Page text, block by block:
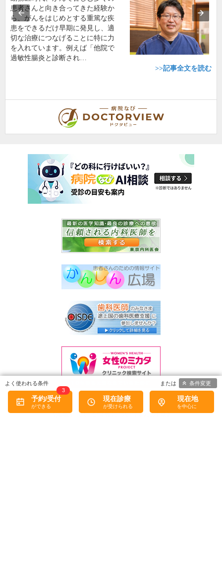
患者さんと向き合ってきた経験か
ら、がんをはじめとする重篤な疾
患をできるだけ早期に発見し、適
切な治療につなげることに特に力
を入れています。例えば「他院で
過敏性腸炎と診断され…
>>記事全文を読む
《掲載している情報についてのご注意》
予約/受付
3
現在診療 現在地
条件変更